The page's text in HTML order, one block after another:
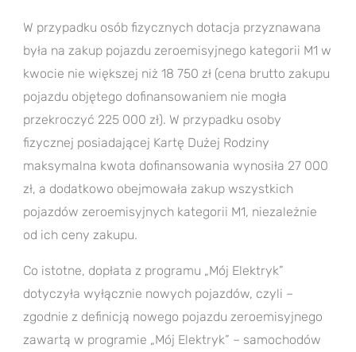
W przypadku osób fizycznych dotacja przyznawana
była na zakup pojazdu zeroemisyjnego kategorii M1 w
kwocie nie większej niż 18 750 zł (cena brutto zakupu
pojazdu objętego dofinansowaniem nie mogła
przekroczyć 225 000 zł). W przypadku osoby
fizycznej posiadającej Kartę Dużej Rodziny
maksymalna kwota dofinansowania wynosiła 27 000
zł, a dodatkowo obejmowała zakup wszystkich
pojazdów zeroemisyjnych kategorii M1, niezależnie
od ich ceny zakupu.
Co istotne, dopłata z programu „Mój Elektryk”
dotyczyła wyłącznie nowych pojazdów, czyli –
zgodnie z definicją nowego pojazdu zeroemisyjnego
zawartą w programie „Mój Elektryk” – samochodów